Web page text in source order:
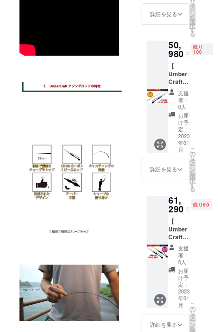
円
1セッ
にはガ
イド、
スレッ
ドは付
属され
ており
ませ
ん。 ※
国内配
送、送
料込み
の価格
となっ
ており
ます。
Umber
Craftア
ジング
ロッ
本 ※
一般販
売予定
価格
定価
47150
円 1
セット
※国内配
送、送
料込み
の価格
となっ
ており
ます。
詳細を見る
リ
タ
ー
ン
を
選
択
す
る
50,
980 円
残り
100
【
Umber
Craftア
ジング
ロッド&
ガイド
付き予
備ブラ
ンク
ス 】
特価
31%OF
F →
50980
円
100名様
容
Umber
Craftア
ジング
ロッ
ド 1
本
Umber
Craftガ
イド付
き予備
ブラン
クス 1
般販売
予定価
格 定
支援
者：
0人
お届
け予
定：
2023
年01
月
詳細を見る
こ
の
リ
タ
ー
ン
を
選
択
す
る
61,
290 円
残り60
【
Umber
Craftア
ジング
ロッ
ド 】
特価
35%OF
F →
61290
円
60名様
配送内
支援
者：
0人
お届
け予
定：
2023
年01
月
詳細を見る
こ
の
リ
タ
ー
ン
を